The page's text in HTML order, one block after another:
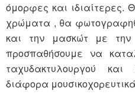
όμορφες και
χρώματα , θα
και την μασκώτ με
προσπαθήσουμε να
ταχυδακτυλουργού
διάφορα